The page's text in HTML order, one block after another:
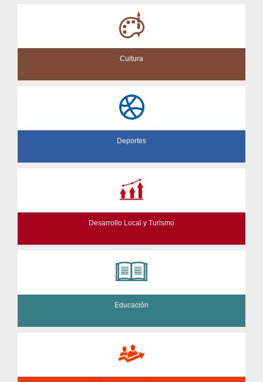
Cultura
Deportes
Desarrollo Local y Turismo
Educación